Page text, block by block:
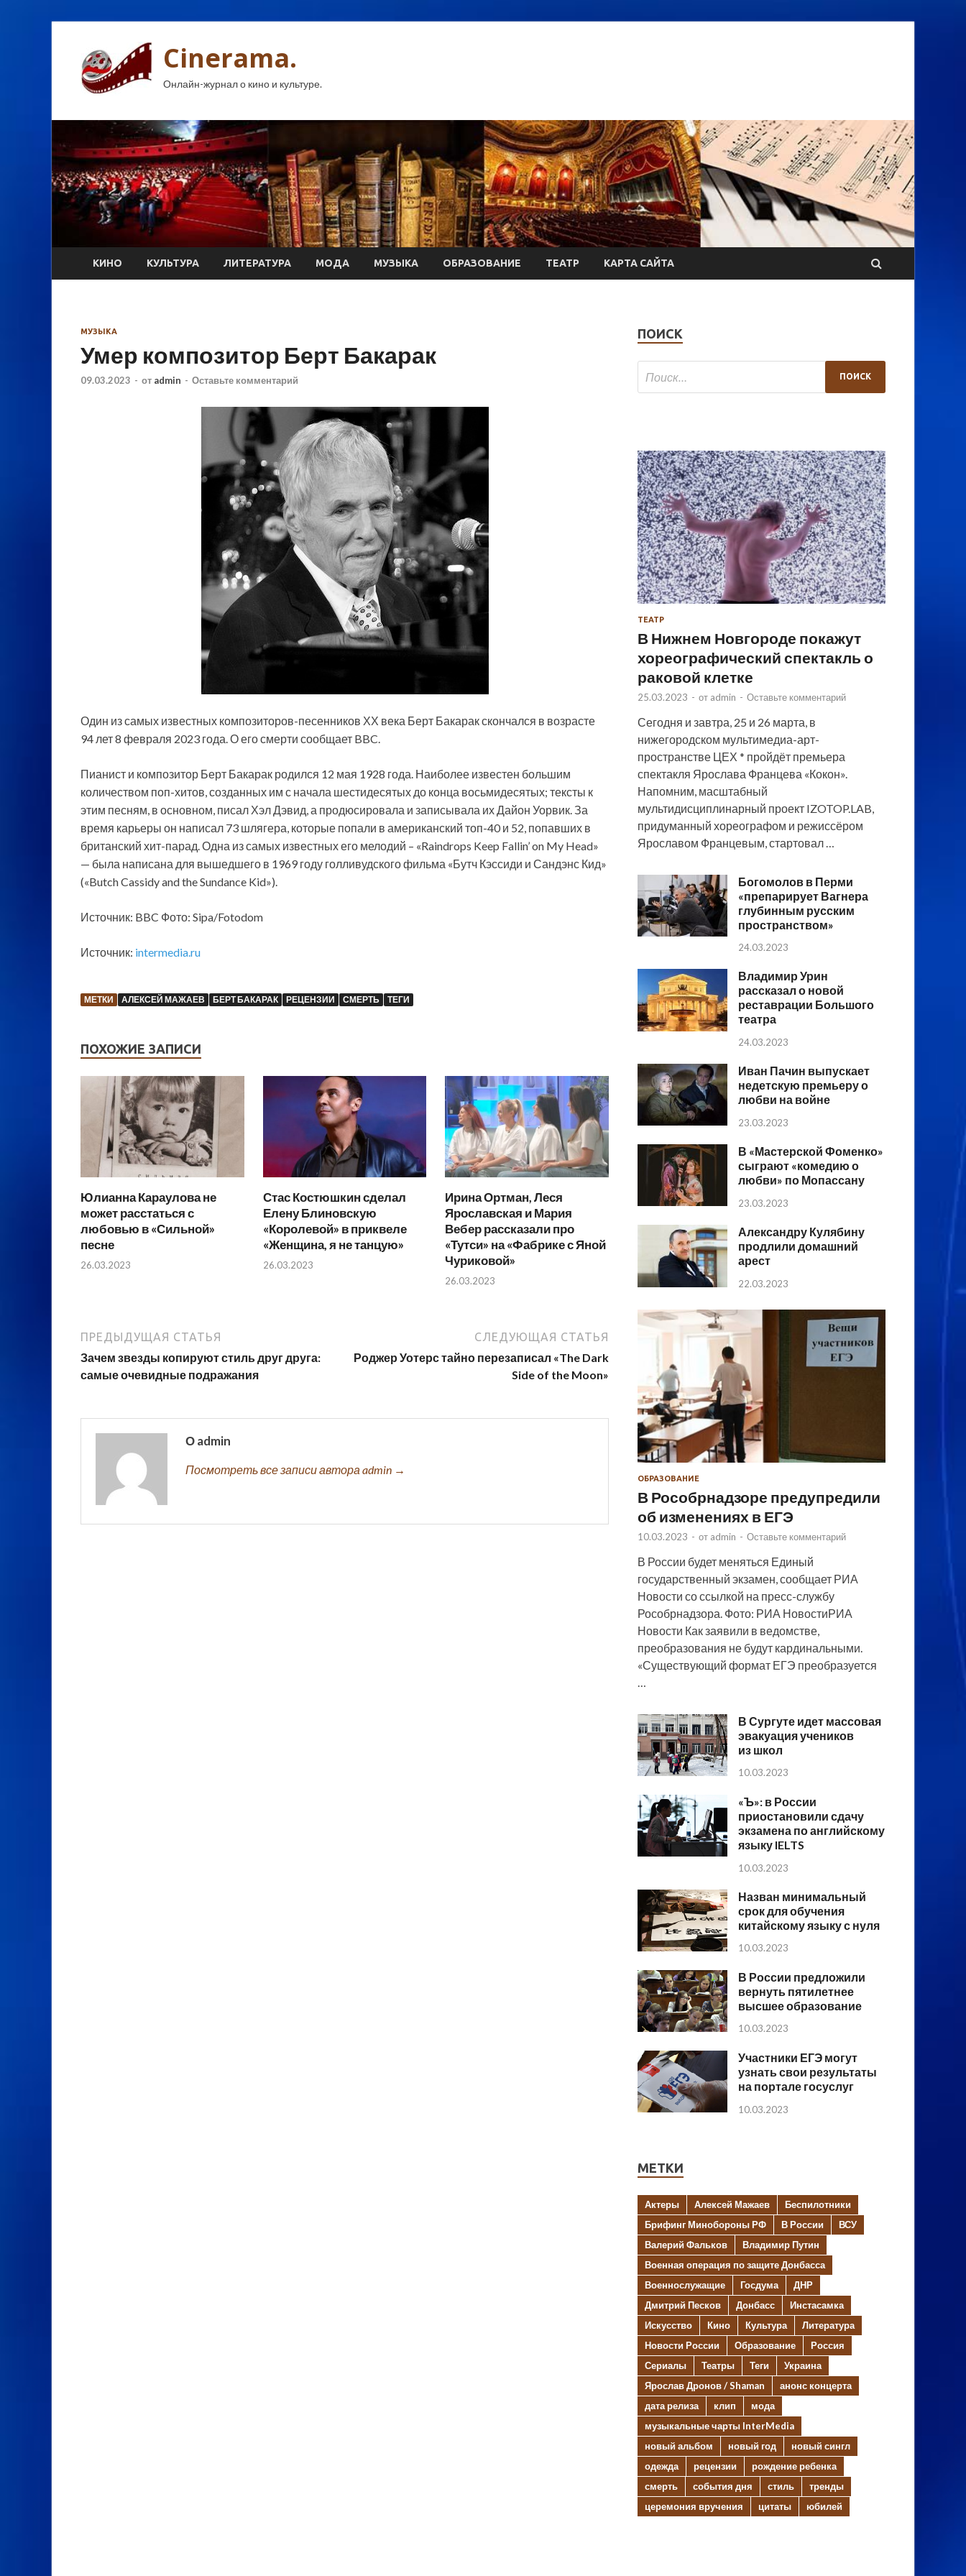
Cinerama.
Онлайн-журнал о кино и культуре.
КИНО КУЛЬТУРА ЛИТЕРАТУРА МОДА МУЗЫКА ОБРАЗОВАНИЕ ТЕАТР КАРТА САЙТА
МУЗЫКА
Умер композитор Берт Бакарак
09.03.2023 - от admin - Оставьте комментарий
Один из самых известных композиторов-песенников ХХ века Берт Бакарак скончался в возрасте
94 лет 8 февраля 2023 года. О его смерти сообщает BBC.
Пианист и композитор Берт Бакарак родился 12 мая 1928 года. Наиболее известен большим
количеством поп-хитов, созданных им с начала шестидесятых до конца восьмидесятых; тексты к
этим песням, в основном, писал Хэл Дэвид, а продюсировала и записывала их Дайон Уорвик. За
время карьеры он написал 73 шлягера, которые попали в американский топ-40 и 52, попавших в
британский хит-парад. Одна из самых известных его мелодий – «Raindrops Keep Fallin’ on My Head»
— была написана для вышедшего в 1969 году голливудского фильма «Бутч Кэссиди и Сандэнс Кид»
(«Butch Cassidy and the Sundance Kid»).
Источник: BBC Фото: Sipa/Fotodom
Источник: intermedia.ru
МЕТКИ АЛЕКСЕЙ МАЖАЕВ БЕРТ БАКАРАК РЕЦЕНЗИИ СМЕРТЬ ТЕГИ
ПОХОЖИЕ ЗАПИСИ
Юлианна Караулова не
может расстаться с
любовью в «Сильной»
песне
26.03.2023
Стас Костюшкин сделал
Елену Блиновскую
«Королевой» в приквеле
«Женщина, я не танцую»
26.03.2023
Ирина Ортман, Леся
Ярославская и Мария
Вебер рассказали про
«Тутси» на «Фабрике с Яной
Чуриковой»
26.03.2023
ПРЕДЫДУЩАЯ СТАТЬЯ
Зачем звезды копируют стиль друг друга:
самые очевидные подражания
СЛЕДУЮЩАЯ СТАТЬЯ
Роджер Уотерс тайно перезаписал «The Dark
Side of the Moon»
О admin
Посмотреть все записи автора admin →
ПОИСК
ТЕАТР
В Нижнем Новгороде покажут
хореографический спектакль о
раковой клетке
25.03.2023 - от admin - Оставьте комментарий
Сегодня и завтра, 25 и 26 марта, в
нижегородском мультимедиа-арт-
пространстве ЦЕХ * пройдёт премьера
спектакля Ярослава Францева «Кокон».
Напомним, масштабный
мультидисциплинарный проект IZOTOP.LAB,
придуманный хореографом и режиссёром
Ярославом Францевым, стартовал …
Богомолов в Перми
«препарирует Вагнера
глубинным русским
пространством»
24.03.2023
Владимир Урин
рассказал о новой
реставрации Большого
театра
24.03.2023
Иван Пачин выпускает
недетскую премьеру о
любви на войне
23.03.2023
В «Мастерской Фоменко»
сыграют «комедию о
любви» по Мопассану
23.03.2023
Александру Кулябину
продлили домашний
арест
22.03.2023
ОБРАЗОВАНИЕ
В Рособрнадзоре предупредили
об изменениях в ЕГЭ
10.03.2023 - от admin - Оставьте комментарий
В России будет меняться Единый
государственный экзамен, сообщает РИА
Новости со ссылкой на пресс-службу
Рособрнадзора. Фото: РИА НовостиРИА
Новости Как заявили в ведомстве,
преобразования не будут кардинальными.
«Существующий формат ЕГЭ преобразуется
В Сургуте идет массовая
эвакуация учеников
из школ
10.03.2023
«Ъ»: в России
приостановили сдачу
экзамена по английскому
языку IELTS
10.03.2023
Назван минимальный
срок для обучения
китайскому языку с нуля
10.03.2023
В России предложили
вернуть пятилетнее
высшее образование
10.03.2023
Участники ЕГЭ могут
узнать свои результаты
на портале госуслуг
10.03.2023
МЕТКИ
Актеры Алексей Мажаев
Беспилотники
Брифинг Минобороны РФ
В России
ВСУ
Валерий Фальков
Владимир Путин
Военная операция по защите Донбасса
Военнослужащие
Госдума
ДНР
Дмитрий Песков
Донбасс
Инстасамка
Искусство
Кино Культура
Литература
Новости России
Образование
Россия
Сериалы
Театры Теги
Украина
Ярослав Дронов / Shaman
анонс концерта
дата релиза
клип
мода
музыкальные чарты InterMedia
новый альбом
новый год
новый сингл
одежда
рецензии
рождение ребенка
смерть
события дня стиль
тренды
церемония вручения
цитаты юбилей